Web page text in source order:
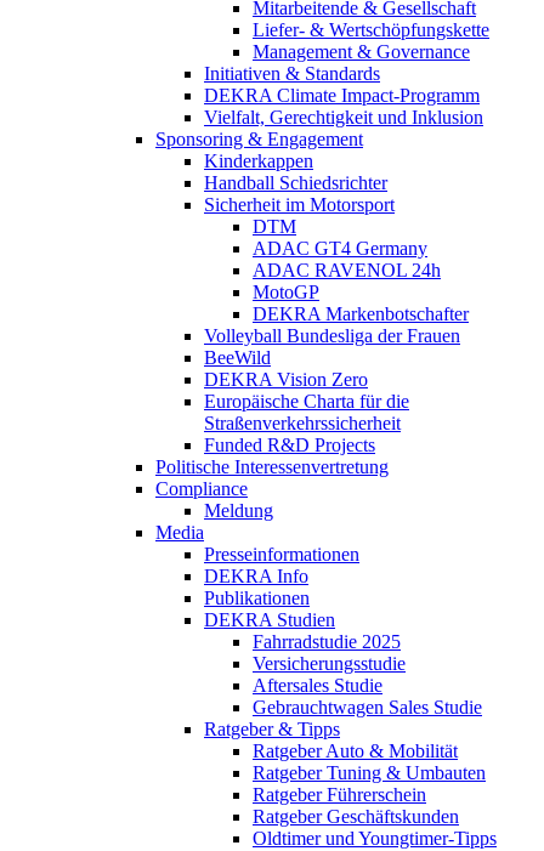
Mitarbeitende & Gesellschaft
Liefer- & Wertschöpfungskette
Management & Governance
Initiativen & Standards
DEKRA Climate Impact-Programm
Vielfalt, Gerechtigkeit und Inklusion​
Sponsoring & Engagement
Kinderkappen
Handball Schiedsrichter
Sicherheit im Motorsport
DTM
ADAC GT4 Germany
ADAC RAVENOL 24h
MotoGP
DEKRA Markenbotschafter
Volleyball Bundesliga der Frauen
BeeWild
DEKRA Vision Zero
Europäische Charta für die
Straßenverkehrssicherheit
Funded R&D Projects
Politische Interessenvertretung
Compliance
Meldung
Media
Presseinformationen
DEKRA Info
Publikationen
DEKRA Studien
Fahrradstudie 2025
Versicherungsstudie
Aftersales Studie
Gebrauchtwagen Sales Studie
Ratgeber & Tipps
Ratgeber Auto & Mobilität
Ratgeber Tuning & Umbauten
Ratgeber Führerschein
Ratgeber Geschäftskunden
Oldtimer und Youngtimer-Tipps